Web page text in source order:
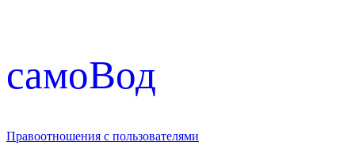
cамоВод
Правоотношения с пользователями